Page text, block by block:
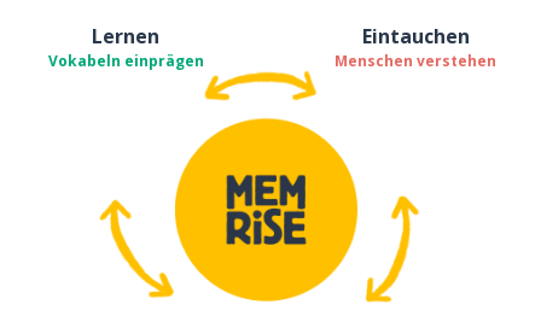
Lernen
Vokabeln einprägen
Eintauchen
Menschen verstehen